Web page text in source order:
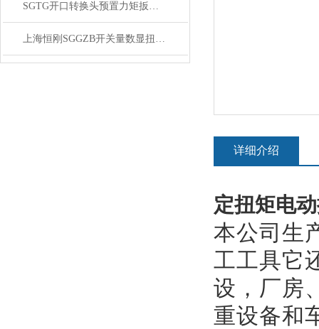
SGTG开口转换头预置力矩扳手,预置式力矩组装扳手开口转换头
上海恒刚SGGZB开关量数显扭力扳手维修保养全攻略
详细介绍
定扭矩电
本公司生
工工具它
设，厂房
重设备和